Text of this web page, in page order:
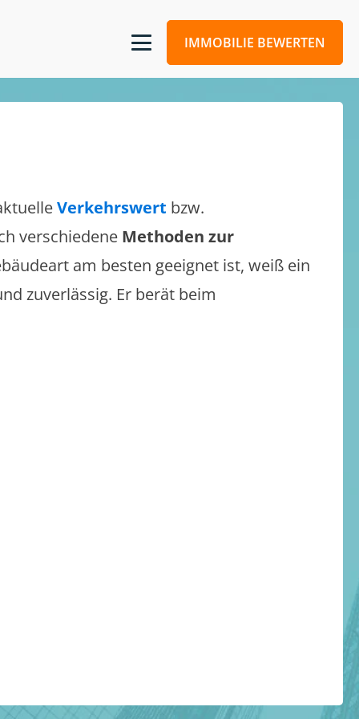
IMMOBILIE BEWERTEN
Verkehrswert bzw.
verschiedene Methoden zur
am besten geeignet ist, weiß ein
zuverlässig. Er berät beim